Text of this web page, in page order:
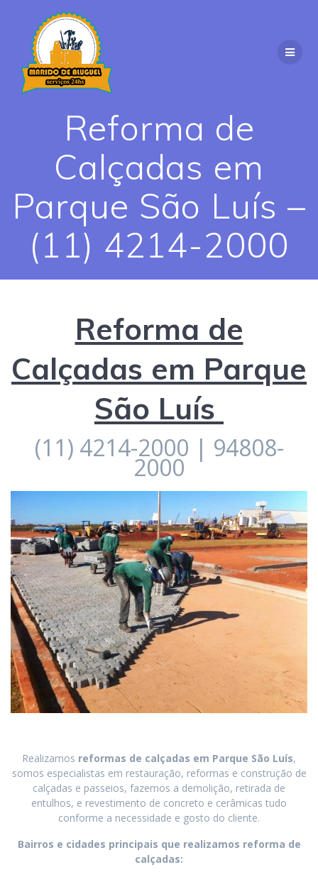
Reforma de
Calçadas em
Parque São Luís –
(11) 4214-2000
Reforma de
Calçadas em Parque
São Luís
(11) 4214-2000 | 94808-
2000
Realizamos reformas de calçadas em Parque São Luís,
somos especialistas em restauração, reformas e construção de
calçadas e passeios, fazemos a demolição, retirada de
entulhos, e revestimento de concreto e cerâmicas tudo
conforme a necessidade e gosto do cliente.
Bairros e cidades principais que realizamos reforma de
calçadas: